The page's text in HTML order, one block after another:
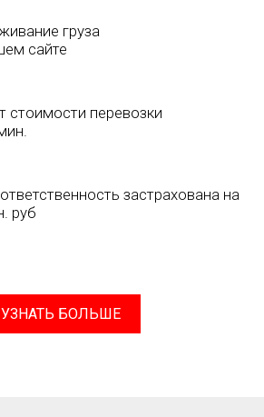
груза
сайте
стоимости перевозки
застрахована на
руб
УЗНАТЬ БОЛЬШЕ